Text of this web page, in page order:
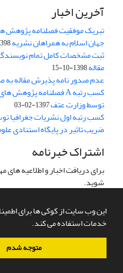
این وب سایت از کوکی ها برای
خدمات استفاده می کند.
متوجه شدم
آخرین اخبار
تبریک موفقیت فصلنامه پژوهش
جهان اسلام به همراهان نشریه12-15
ثبت مشخصات کامل تمام
مقاله1398-10-15
عدم صدور نامه پذیرش مقاله
توسط وزارت عتف1397-02-03
کسب رتبه اول نشریات جغرافیا
ضریب تاثیر در پایگاه استنادی
اشتراک خبرنامه
برای دریافت اخبار و اطلاعیه
شوید.
سامانه مدیریت نشریات علمی.